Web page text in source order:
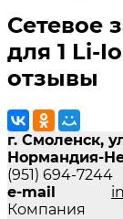
Сетевое
для 1 Li-
отзывы
г. Смоленск,
Нормандия-
(951) 694-7244
e-mail
Компания